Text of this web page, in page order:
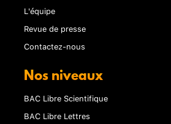
L'équipe
Revue de presse
Contactez-nous
Nos niveaux
BAC Libre Scientifique
BAC Libre Lettres